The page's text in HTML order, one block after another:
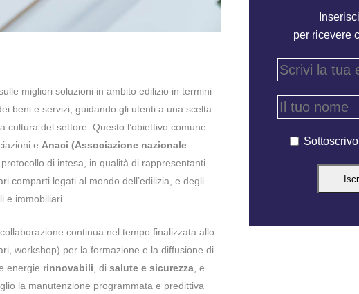
migliori soluzioni in ambito edilizio in termini
beni e servizi, guidando gli utenti a una scelta
del settore. Questo l’obiettivo comune
e Anaci (Associazione nazionale
di intesa, in qualità di rappresentanti
comparti legati al mondo dell’edilizia, e degli
e immobiliari.
continua nel tempo finalizzata allo
workshop) per la formazione e la diffusione di
energie rinnovabili, di salute e sicurezza, e
la manutenzione programmata e predittiva
per ricevere